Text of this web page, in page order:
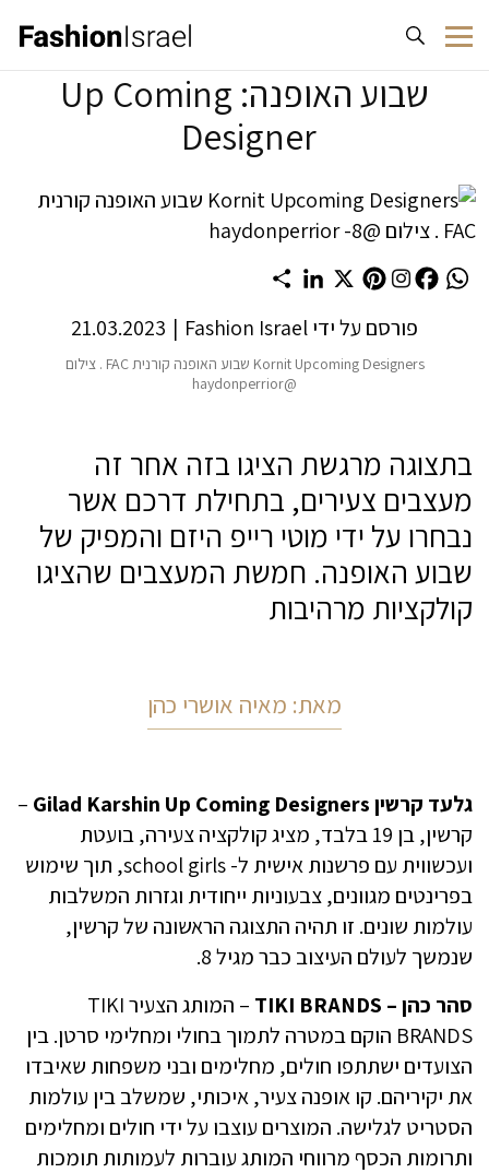
שבוע האופנה: Up Coming
Designer
WhatsApp
Facebook
Pinterest
X
LinkedIn
Share
פורסם על ידיFashion Israel
|
21.03.2023
Kornit Upcoming Designers שבוע האופנה קורנית FAC . צילום
@haydonperrior
בתצוגה מרגשת הציגו בזה אחר זה
מעצבים צעירים, בתחילת דרכם אשר
נבחרו על ידי מוטי רייפ היזם והמפיק של
שבוע האופנה. חמשת המעצבים שהציגו
קולקציות מרהיבות
מאת: מאיה אושרי כהן
גלעד קרשין Gilad Karshin Up Coming Designers
–
קרשין, בן 19 בלבד, מציג קולקציה צעירה, בועטת
ועכשווית עם פרשנות אישית ל- school girls, תוך שימוש
בפרינטים מגוונים, צבעוניות ייחודית וגזרות המשלבות
עולמות שונים. זו תהיה התצוגה הראשונה של קרשין,
שנמשך לעולם העיצוב כבר מגיל 8.
סהר כהן – TIKI BRANDS
– המותג הצעיר TIKI
BRANDS הוקם במטרה לתמוך בחולי ומחלימי סרטן. בין
הצועדים ישתתפו חולים, מחלימים ובני משפחות שאיבדו
את יקיריהם. קו אופנה צעיר, איכותי, שמשלב בין עולמות
הסטריט לגלישה. המוצרים עוצבו על ידי חולים ומחלימים
ותרומות הכסף מרווחי המותג עוברות לעמותות תומכות